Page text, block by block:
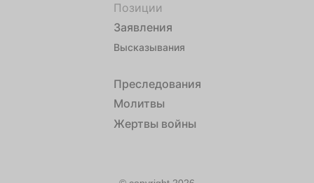
Позиции
Заявления
Высказывания
Преследования
Молитвы
Жертвы войны